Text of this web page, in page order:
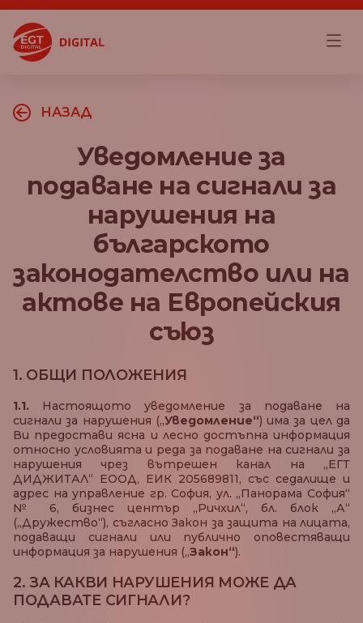
НАЗАД
Уведомление за
подаване на сигнали за
нарушения на
българското
законодателство или на
актове на Европейския
съюз
1. ОБЩИ ПОЛОЖЕНИЯ
1.1. Настоящото уведомление за подаване на
сигнали за нарушения („Уведомление“) има за цел да
Ви предостави ясна и лесно достъпна информация
относно условията и реда за подаване на сигнали за
нарушения чрез вътрешен канал на „ЕГТ
ДИДЖИТАЛ“ ЕООД, ЕИК 205689811, със седалище и
адрес на управление гр. София, ул. „Панорама София“
№ 6, бизнес център „Ричхил“, бл. блок „А“
(„Дружество“), съгласно Закон за защита на лицата,
подаващи сигнали или публично оповестяващи
информация за нарушения („Закон“).
2. ЗА КАКВИ НАРУШЕНИЯ МОЖЕ ДА
ПОДАВАТЕ СИГНАЛИ?